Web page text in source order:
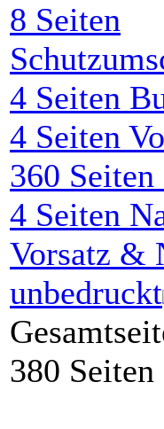
8 Seiten
4 Seiten
4 Seiten
360
4 Seiten
Vorsatz &
unbedruckt
380 Seiten